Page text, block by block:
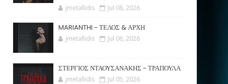
jmetallidis Jul 08, 2026
MARIANTHI - ΤΕΛΟΣ & ΑΡΧΗ
jmetallidis Jul 06, 2026
ΣΤΕΡΓΙΟΣ ΝΤΑΟΥΣΑΝΑΚΗΣ - ΤΡΑΠΟΥΛΑ
jmetallidis Jul 05, 2026